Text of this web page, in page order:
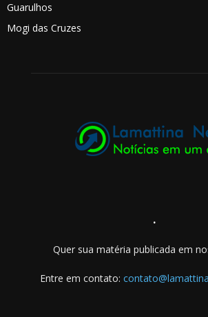
Guarulhos
Mogi das Cruzes
.
Quer sua matéria publicada em
Entre em contato: